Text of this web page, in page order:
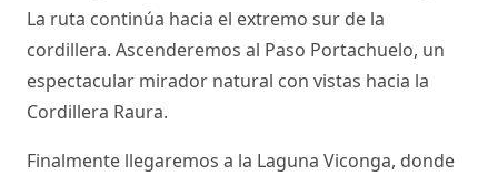
La ruta continúa hacia el extremo sur de la
cordillera. Ascenderemos al Paso Portachuelo, un
espectacular mirador natural con vistas hacia la
Cordillera Raura.
Finalmente llegaremos a la Laguna Viconga, donde